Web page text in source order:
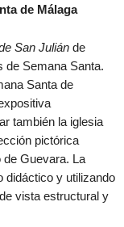
de Málaga
San Julián de
de Semana Santa.
Santa de
también la iglesia
pictórica
de Guevara. La
didáctico y utilizando
vista estructural y